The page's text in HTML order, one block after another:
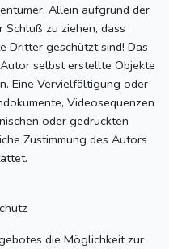
Allein aufgrund der
zu ziehen, dass
Dritter geschützt sind! Das
selbst erstellte Objekte
Eine Vervielfältigung oder
Videosequenzen
oder gedruckten
Zustimmung des Autors
die Möglichkeit zur